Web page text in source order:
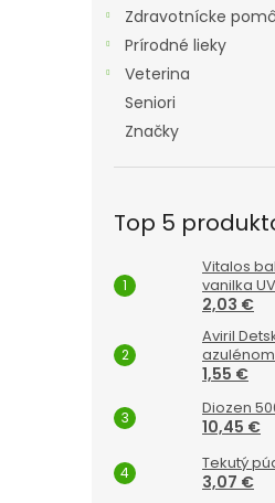
Zdravotnícke
Prírodné lieky
Veterina
Seniori
Značky
Top 5
Vitalos
vanilka
2,03 €
Aviril
1,55 €
Diozen
10,45 €
Tekutý
3,07 €